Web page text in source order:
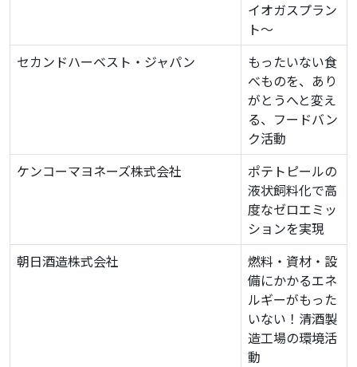
イオガスプラン
ト～
セカンドハーベスト・ジャパン
もったいない食
べものを、あり
がとうへと変え
る、フードバン
ク活動
ケンコーマヨネーズ株式会社
ポテトピールの
液状飼料化で高
度なゼロエミッ
ションを実現
朝日酒造株式会社
燃料・資材・設
備にかかるエネ
ルギーがもった
いない！清酒製
造工場の環境活
動